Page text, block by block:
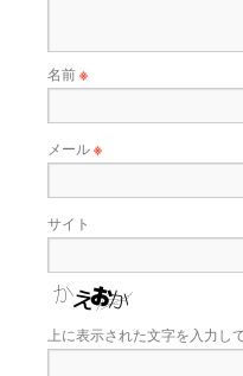
名前※
メール※
サイト
上に表示された文字を入力し